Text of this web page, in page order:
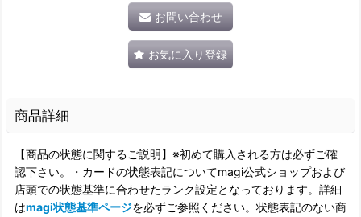
お問い合わせ
お気に入り登録
商品詳細
【商品の状態に関するご説明】※初めて購入される方は必ずご確
認下さい。・カードの状態表記についてmagi公式ショップおよび
店頭での状態基準に合わせたランク設定となっております。詳細
はmagi状態基準ページを必ずご参照ください。状態表記のない商